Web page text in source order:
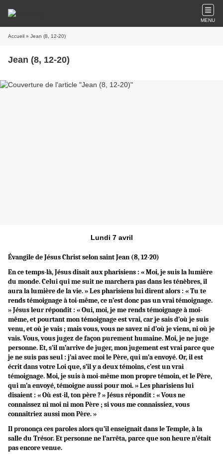
MENU
Accueil » Jean (8, 12-20)
Jean (8, 12-20)
Lundi 7 avril
Évangile de Jésus Christ selon saint Jean (8, 12-20)
En ce temps-là, Jésus disait aux pharisiens : « Moi, je suis la lumière
du monde. Celui qui me suit ne marchera pas dans les ténèbres, il
aura la lumière de la vie. » Les pharisiens lui dirent alors : « Tu te
rends témoignage à toi-même, ce n’est donc pas un vrai témoignage.
» Jésus leur répondit : « Oui, moi, je me rends témoignage à moi-
même, et pourtant mon témoignage est vrai, car je sais d’où je suis
venu, et où je vais ; mais vous, vous ne savez ni d’où je viens, ni où je
vais. Vous, vous jugez de façon purement humaine. Moi, je ne juge
personne. Et, s’il m’arrive de juger, mon jugement est vrai parce que
je ne suis pas seul : j’ai avec moi le Père, qui m’a envoyé. Or, il est
écrit dans votre Loi que, s’il y a deux témoins, c’est un vrai
témoignage. Moi, je suis à moi-même mon propre témoin, et le Père,
qui m’a envoyé, témoigne aussi pour moi. » Les pharisiens lui
disaient : « Où est-il, ton père ? » Jésus répondit : « Vous ne
connaissez ni moi ni mon Père ; si vous me connaissiez, vous
connaîtriez aussi mon Père. »
Il prononça ces paroles alors qu’il enseignait dans le Temple, à la
salle du Trésor. Et personne ne l’arrêta, parce que son heure n’était
pas encore venue.